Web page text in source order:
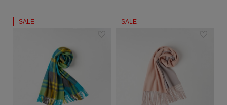
SALE SALE